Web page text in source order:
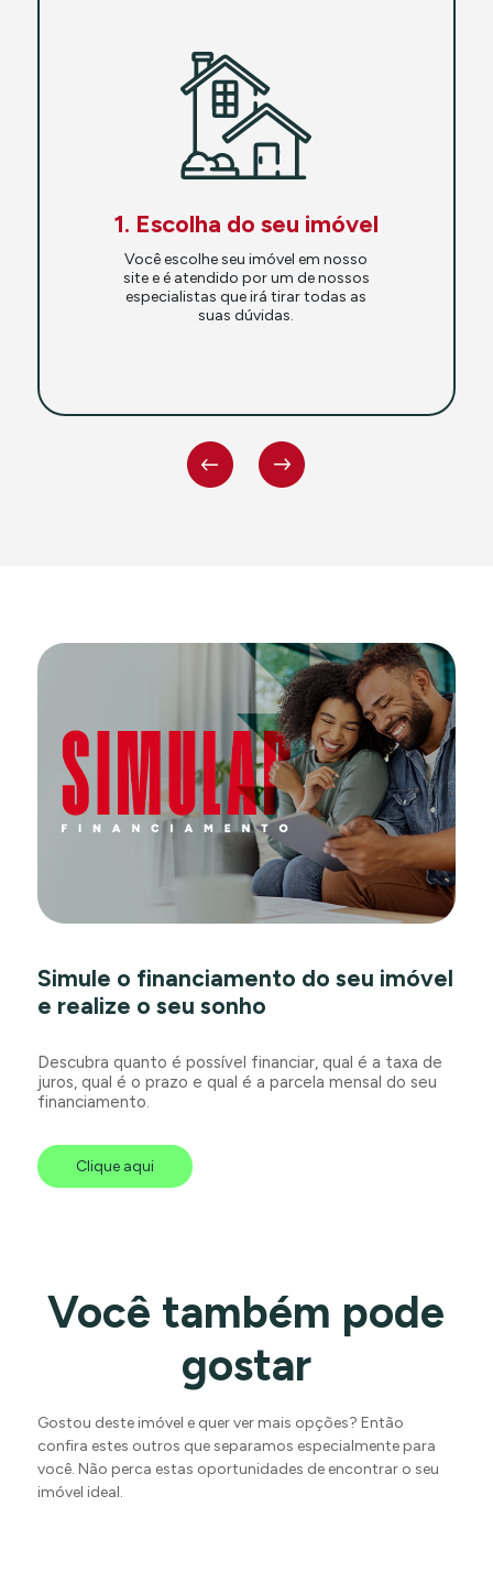
1. Escolha do seu imóvel
Você escolhe seu imóvel em nosso
site e é atendido por um de nossos
especialistas que irá tirar todas as
suas dúvidas.
Simule o financiamento do seu imóvel
e realize o seu sonho
Descubra quanto é possível financiar, qual é a taxa de
juros, qual é o prazo e qual é a parcela mensal do seu
financiamento.
Clique aqui
Você também pode
gostar
Gostou deste imóvel e quer ver mais opções? Então
confira estes outros que separamos especialmente para
você. Não perca estas oportunidades de encontrar o seu
imóvel ideal.